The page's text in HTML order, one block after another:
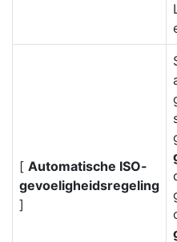
[ Automatische ISO-
gevoeligheidsregeling
]